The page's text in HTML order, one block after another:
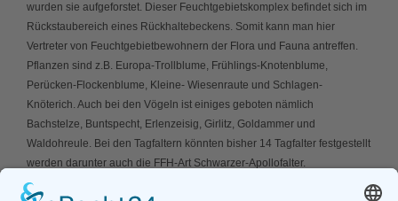
wurden sie aufgeforstet. Dieser Feuchtgebietskomplex befindet sich im
Rückstaubereich eines Rückhaltebeckens. Somit kann man hier
Vertreter von Feuchtgebietbewohnern der Flora und Fauna antreffen.
Pflanzen sind z.B. Europa-Trollblume, Frühlings-Knotenblume,
Perücken-Flockenblume, Kleine- Wiesenraute und Schlagen-
Knöterich. Auch bei den Vögeln ist einiges geboten nämlich
Bachstelze, Buntspecht, Erlenzeisig, Girlitz, Goldammer und
Waldohreule. Bei den Tagfaltern könnten bisher 14 Tagfalter festgestellt
werden darunter auch die FFH-Art Schwarzer-Apollofalter.